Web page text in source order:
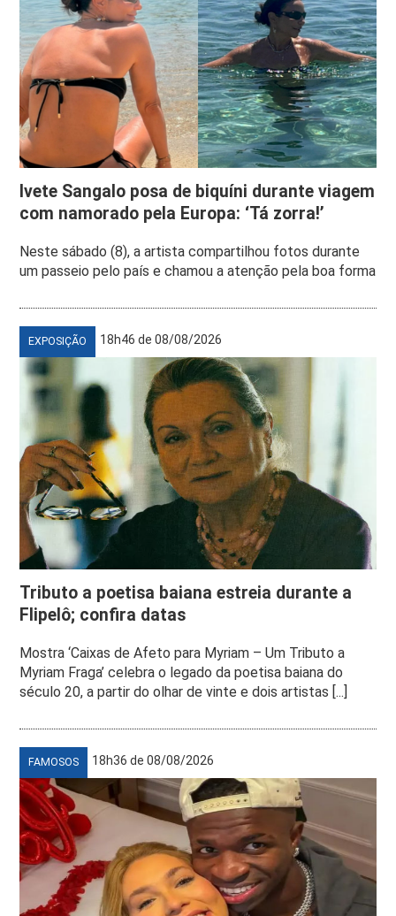
Ivete Sangalo posa de biquíni durante viagem
com namorado pela Europa: ‘Tá zorra!’
Neste sábado (8), a artista compartilhou fotos durante
um passeio pelo país e chamou a atenção pela boa forma
EXPOSIÇÃO 18h46 de 08/08/2026
Tributo a poetisa baiana estreia durante a
Flipelô; confira datas
Mostra ‘Caixas de Afeto para Myriam – Um Tributo a
Myriam Fraga’ celebra o legado da poetisa baiana do
século 20, a partir do olhar de vinte e dois artistas [...]
FAMOSOS 18h36 de 08/08/2026